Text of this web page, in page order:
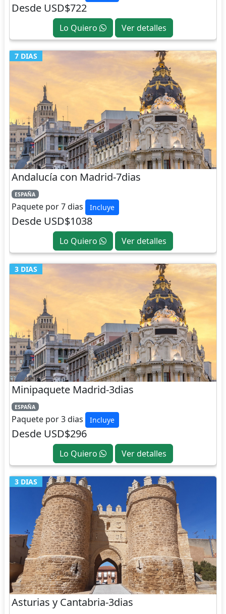
Desde USD$722
Lo Quiero Ver detalles
7 DIAS
Andalucía con Madrid-7dias
ESPAÑA
Paquete por 7 dias Incluye
Desde USD$1038
Lo Quiero Ver detalles
3 DIAS
Minipaquete Madrid-3dias
ESPAÑA
Paquete por 3 dias Incluye
Desde USD$296
Lo Quiero Ver detalles
3 DIAS
Asturias y Cantabria-3dias